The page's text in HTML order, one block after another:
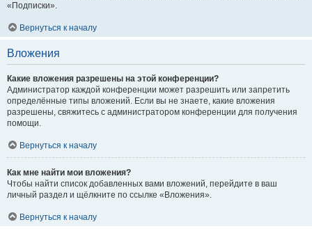
«Подписки».
Вернуться к началу
Вложения
Какие вложения разрешены на этой конференции?
Администратор каждой конференции может разрешить или запретить
определённые типы вложений. Если вы не знаете, какие вложения
разрешены, свяжитесь с администратором конференции для получения
помощи.
Вернуться к началу
Как мне найти мои вложения?
Чтобы найти список добавленных вами вложений, перейдите в ваш
личный раздел и щёлкните по ссылке «Вложения».
Вернуться к началу